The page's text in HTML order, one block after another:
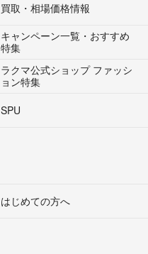
買取・相場価格情報
キャンペーン一覧・おすすめ
特集
ラクマ公式ショップ ファッシ
ョン特集
SPU
はじめての方へ